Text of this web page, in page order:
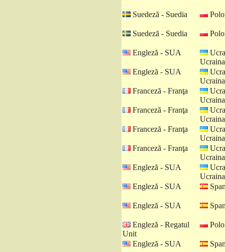
Suedeză - Suedia
Suedeză - Suedia
Engleză - SUA
Ucraina
Engleză - SUA
Ucraina
Franceză - Franţa
Ucraina
Franceză - Franţa
Ucraina
Franceză - Franţa
Ucraina
Franceză - Franţa
Ucraina
Engleză - SUA
Ucraina
Engleză - SUA
Engleză - SUA
Engleză - Regatul
Unit
Engleză - SUA